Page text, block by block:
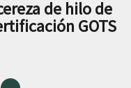
de hilo de
GOTS